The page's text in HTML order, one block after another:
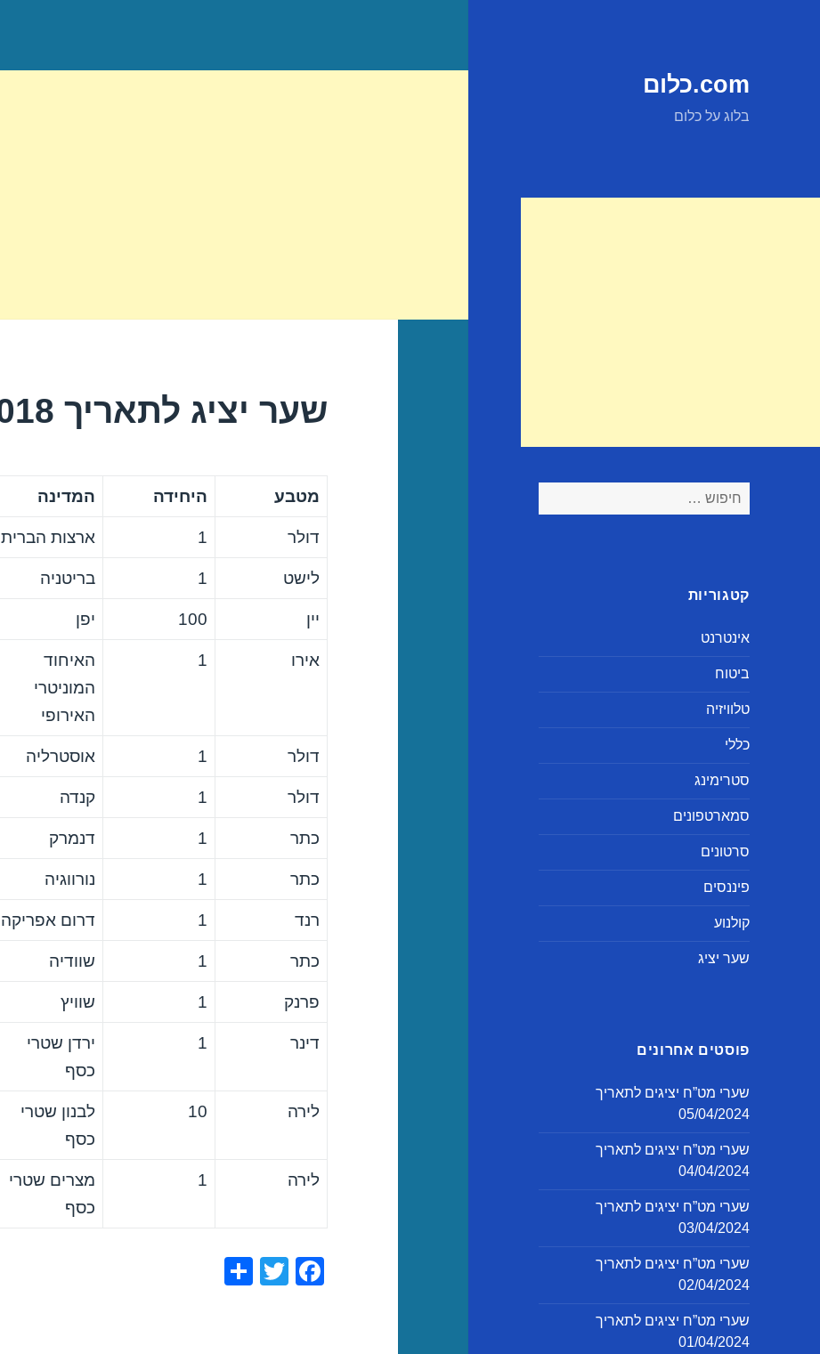
com.כלום
בלוג על כלום
חיפוש:
קטגוריות
אינטרנט
ביטוח
טלוויזיה
כללי
סטרימינג
סמארטפונים
סרטונים
פיננסים
קולנוע
שער יציג
פוסטים אחרונים
שערי מט”ח יציגים לתאריך
05/04/2024
שערי מט”ח יציגים לתאריך
04/04/2024
שערי מט”ח יציגים לתאריך
03/04/2024
שערי מט”ח יציגים לתאריך
02/04/2024
שערי מט”ח יציגים לתאריך
01/04/2024
שער יציג לתאריך 17/10/2018
מטבע היחידה המדינה
דולר 1 ארצות הברית
לישט 1 בריטניה
יין 100 יפן
אירו 1
האיחוד
המוניטרי
האירופי
דולר 1 אוסטרליה
דולר 1 קנדה
כתר 1 דנמרק
כתר 1 נורווגיה
רנד 1 דרום אפריקה
כתר 1 שוודיה
פרנק 1 שוויץ
דינר 1
ירדן שטרי
כסף
לירה 10
לבנון שטרי
כסף
לירה 1
מצרים שטרי
כסף
F
T